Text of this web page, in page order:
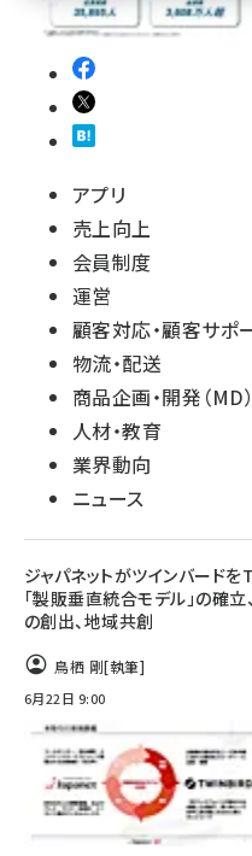
アプリ
売上向上
会員制度
運営
顧客対応・顧客サポ
物流・配送
商品企画・開発（MD）
人材・教育
業界動向
ニュース
ジャパネットがツインバード
「製販垂直統合モデル」の確
の創出、地域共創
鳥栖 剛[執筆]
6月22日 9:00
参加登録はこちら↑